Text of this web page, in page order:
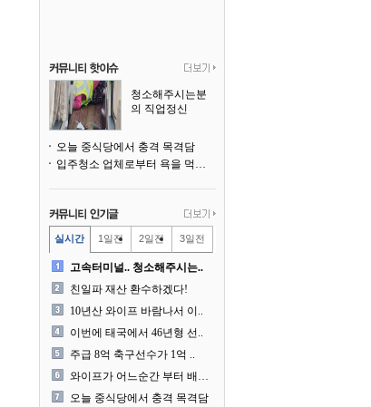
청소해주시는분
의 직업정신
오늘 중식당에서 충격 목격담
입주청소 업체로부터 욕을 먹고 있습니다
실시간 1일전 2일전 3일전
고속터미널.. 청소해주시는..
친일파 재산 환수하겠다!
10년산 와이프 바람나서 이..
이번에 태국에서 46년형 선..
주급 8억 축구선수가 1억 ..
와이프가 어느순간 부터 배달..
오늘 중식당에서 충격 목격담